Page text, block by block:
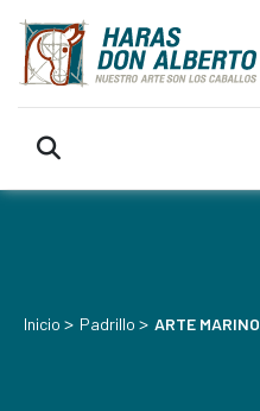
Inicio > Padrillo > ARTE MARINO